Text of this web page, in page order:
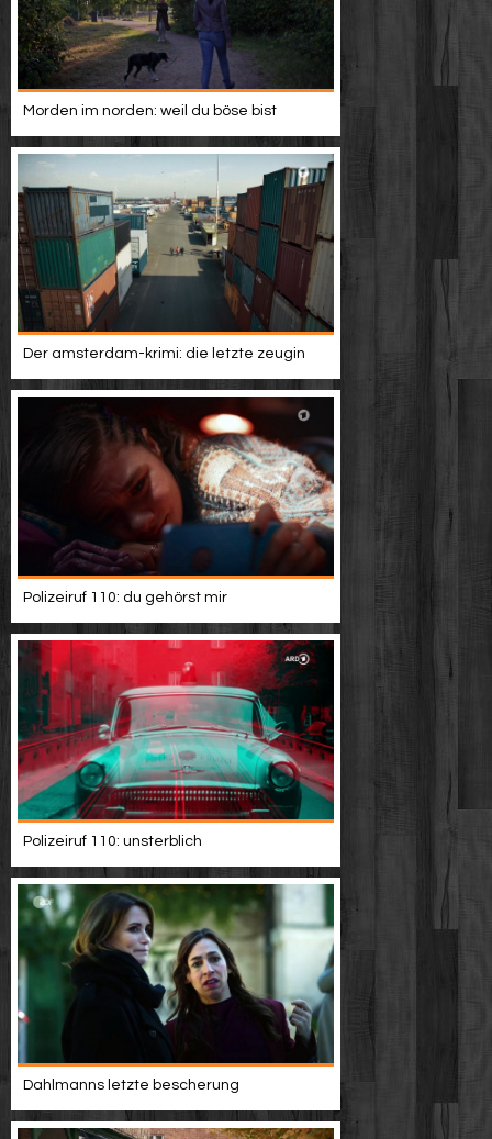
Morden im norden: weil du böse bist
Der amsterdam-krimi: die letzte zeugin
Polizeiruf 110: du gehörst mir
Polizeiruf 110: unsterblich
Dahlmanns letzte bescherung